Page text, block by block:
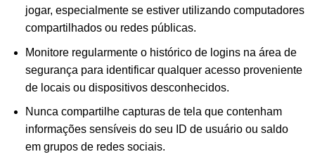
jogar, especialmente se estiver utilizando computadores
compartilhados ou redes públicas.
Monitore regularmente o histórico de logins na área de
segurança para identificar qualquer acesso proveniente
de locais ou dispositivos desconhecidos.
Nunca compartilhe capturas de tela que contenham
informações sensíveis do seu ID de usuário ou saldo
em grupos de redes sociais.